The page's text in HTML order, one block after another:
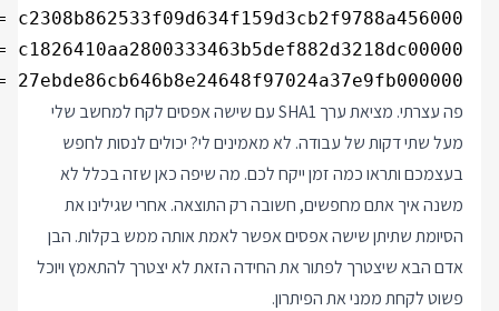
פה עצרתי. מציאת ערך SHA1 עם שישה אפסים לקח למחשב שלי
מעל שתי דקות של עבודה. לא מאמינים לי? יכולים לנסות לחפש
בעצמכם ותראו כמה זמן ייקח לכם. מה שיפה כאן שזה בכלל לא
משנה איך אתם מחפשים, חשובה רק התוצאה. אחרי שגילינו את
הסיומת שתיתן שישה אפסים אפשר לאמת אותה ממש בקלות. הבן
אדם הבא שיצטרך לפתור את החידה הזאת לא יצטרך להתאמץ ויוכל
פשוט לקחת ממני את הפיתרון.